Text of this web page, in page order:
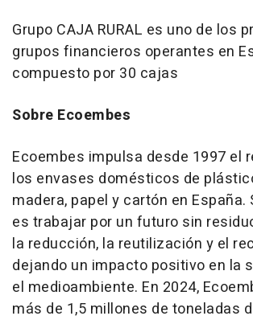
Grupo CAJA RURAL es uno de los
grupos financieros operantes en
compuesto por 30 cajas
Sobre Ecoembes
Ecoembes impulsa desde 1997 el
los envases domésticos de
madera, papel y cartón en
es trabajar por un futuro sin
la reducción, la reutilización y el
dejando un impacto positivo en la
el medioambiente. En 2024,
más de 1,5 millones de toneladas